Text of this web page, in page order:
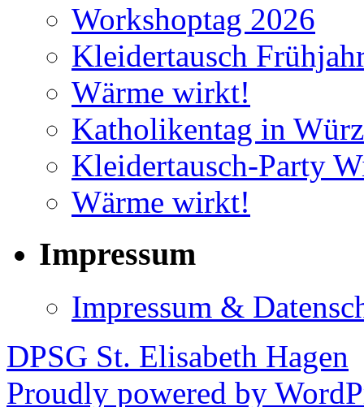
Workshoptag 2026
Kleidertausch
Wärme wirkt!
Katholikentag in
Kleidertausch-Party
Wärme wirkt!
Impressum
Impressum &
DPSG St. Elisabeth Hagen
Proudly powered by